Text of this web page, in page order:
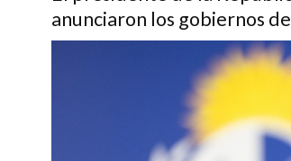
anunciaron los gobiernos